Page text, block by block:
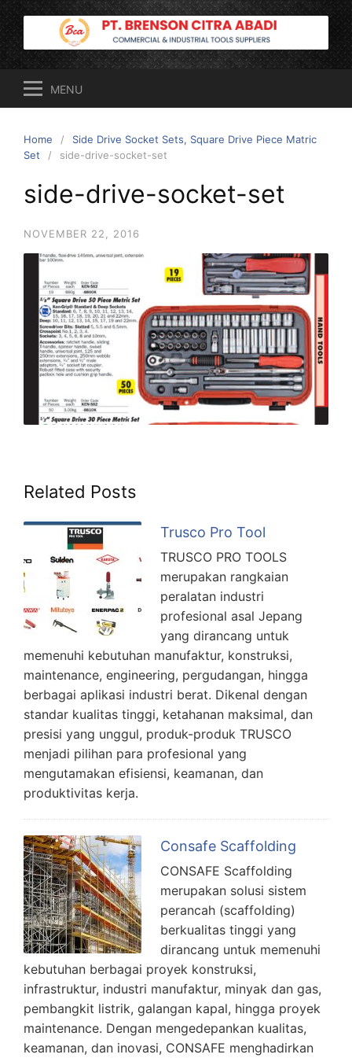
to
content
MENU
Home
Side Drive Socket Sets, Square Drive Piece Matric
Set
side-drive-socket-set
side-drive-socket-set
NOVEMBER 22, 2016
Related Posts
Trusco Pro Tool
TRUSCO PRO TOOLS
merupakan rangkaian
peralatan industri
profesional asal Jepang
yang dirancang untuk
memenuhi kebutuhan manufaktur, konstruksi,
maintenance, engineering, pergudangan, hingga
berbagai aplikasi industri berat. Dikenal dengan
standar kualitas tinggi, ketahanan maksimal, dan
presisi yang unggul, produk-produk TRUSCO
menjadi pilihan para profesional yang
mengutamakan efisiensi, keamanan, dan
produktivitas kerja.
Consafe Scaffolding
CONSAFE Scaffolding
merupakan solusi sistem
perancah (scaffolding)
berkualitas tinggi yang
dirancang untuk memenuhi
kebutuhan berbagai proyek konstruksi,
infrastruktur, industri manufaktur, minyak dan gas,
pembangkit listrik, galangan kapal, hingga proyek
maintenance. Dengan mengedepankan kualitas,
keamanan, dan inovasi, CONSAFE menghadirkan